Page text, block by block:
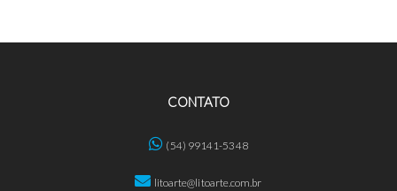
CONTATO
(54) 99141-5348
litoarte@litoarte.com.br